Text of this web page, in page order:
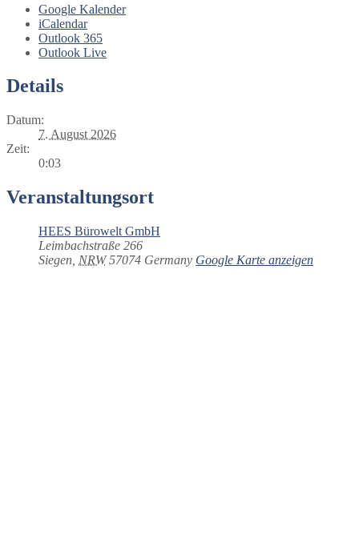
Google Kalender
iCalendar
Outlook 365
Outlook Live
Details
Datum:
7. August 2026
Zeit:
0:03
Veranstaltungsort
HEES Bürowelt GmbH
Leimbachstraße 266
Siegen NRW 57074 Germany Google Karte anzeigen